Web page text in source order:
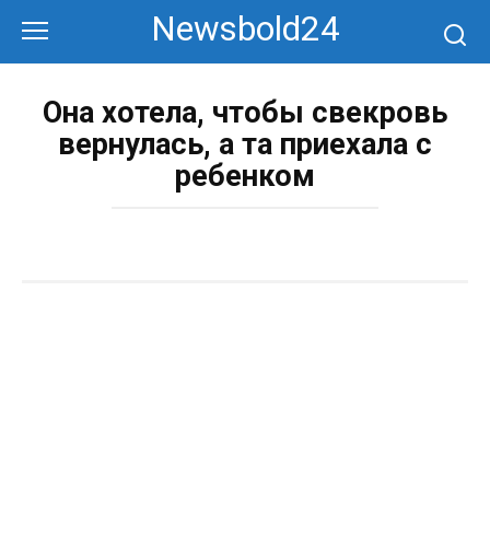
контенту
Newsbold24
Она хотела, чтобы свекровь
вернулась, а та приехала с
ребенком